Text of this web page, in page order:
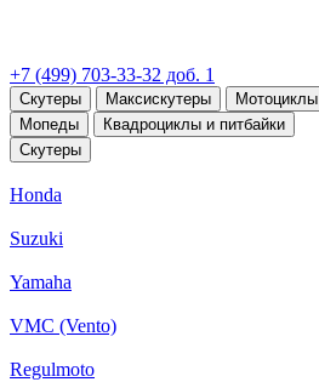
+7 (499) 703-33-32 доб. 1
Скутеры Максискутеры Мотоциклы
Мопеды
Квадроциклы и питбайки
Скутеры
Honda
Suzuki
Yamaha
VMC (Vento)
Regulmoto